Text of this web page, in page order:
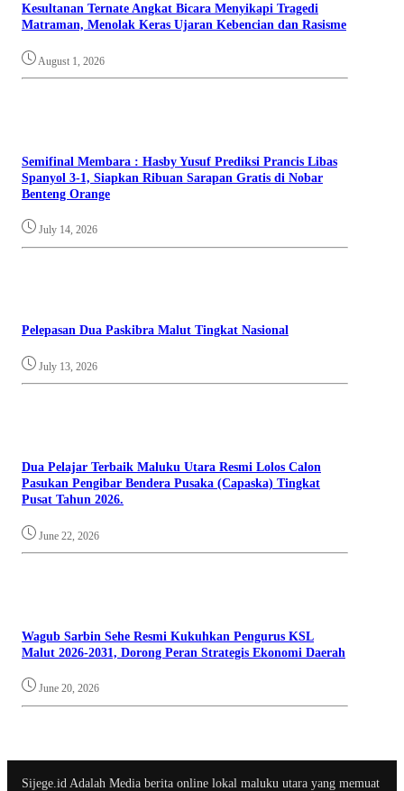
Kesultanan Ternate Angkat Bicara Menyikapi Tragedi
Matraman, Menolak Keras Ujaran Kebencian dan Rasisme
August 1, 2026
Semifinal Membara : Hasby Yusuf Prediksi Prancis Libas
Spanyol 3-1, Siapkan Ribuan Sarapan Gratis di Nobar
Benteng Orange
July 14, 2026
Pelepasan Dua Paskibra Malut Tingkat Nasional
July 13, 2026
Dua Pelajar Terbaik Maluku Utara Resmi Lolos Calon
Pasukan Pengibar Bendera Pusaka (Capaska) Tingkat
Pusat Tahun 2026.
June 22, 2026
Wagub Sarbin Sehe Resmi Kukuhkan Pengurus KSL
Malut 2026-2031, Dorong Peran Strategis Ekonomi Daerah
June 20, 2026
Sijege.id Adalah Media berita online lokal maluku utara yang memuat